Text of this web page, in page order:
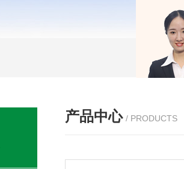
产品中心 / PRODUCTS